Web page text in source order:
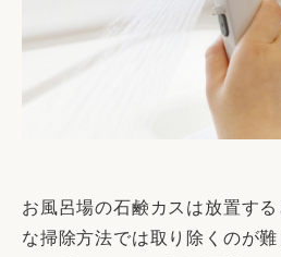
お風呂場の石鹸カスは放置す
な掃除方法では取り除くのが